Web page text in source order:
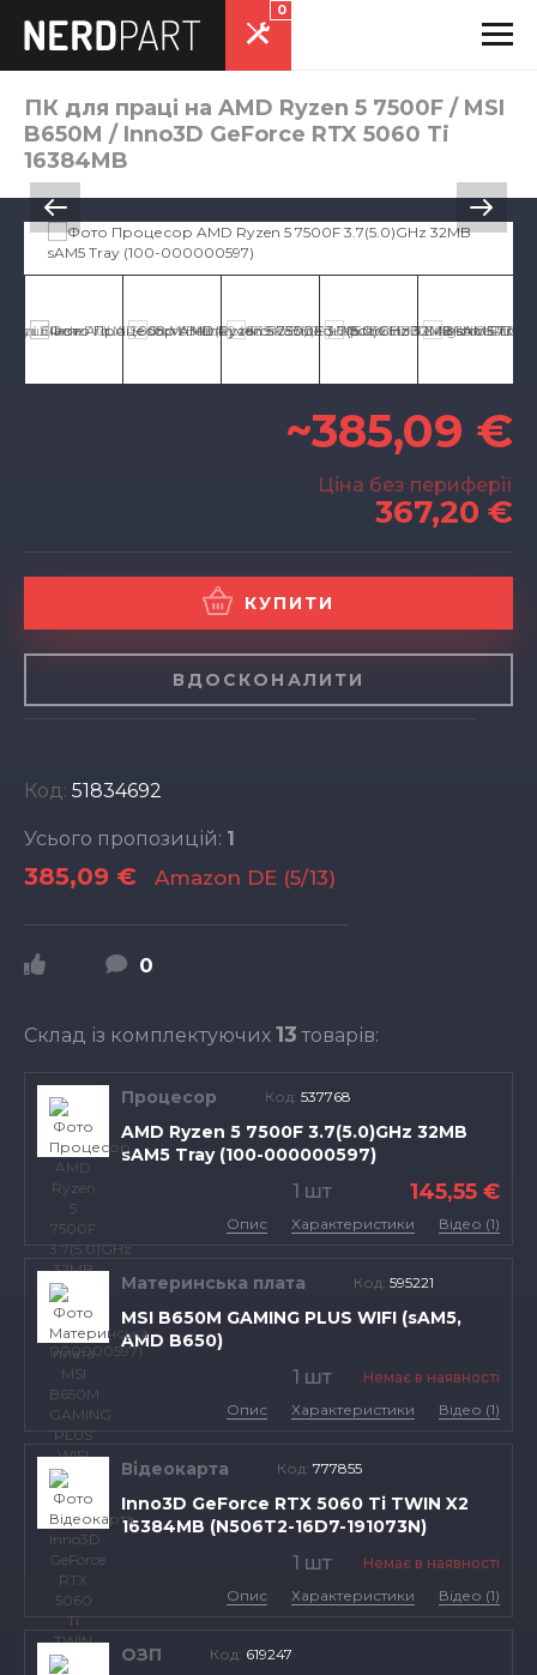
0
ПК для праці на AMD Ryzen 5 7500F / MSI
B650M / Inno3D GeForce RTX 5060 Ti
16384MB
Код: 51834692
Усього пропозицій: 1
385,09 € Amazon DE (5/13)
0
~385,09 €
Ціна без периферії
367,20 €
КУПИТИ
ВДОСКОНАЛИТИ
Склад із комплектуючих 13 товарів:
Процесор Код: 537768
AMD Ryzen 5 7500F 3.7(5.0)GHz 32MB
sAM5 Tray (100-000000597)
1 шт 145,55 €
Опис Характеристики Відео (1)
Материнська плата Код: 595221
MSI B650M GAMING PLUS WIFI (sAM5,
AMD B650)
1 шт
Немає в наявності
Опис
Характеристики Відео (1)
Відеокарта Код: 777855
Inno3D GeForce RTX 5060 Ti TWIN X2
16384MB (N506T2-16D7-191073N)
1 шт
Немає в наявності
Опис
Характеристики Відео (1)
ОЗП Код: 619247